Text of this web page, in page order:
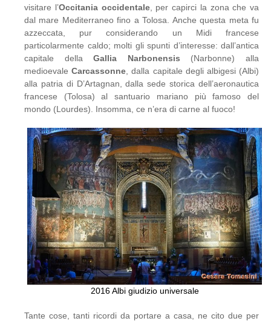
visitare l’Occitania occidentale, per capirci la zona che va
dal mare Mediterraneo fino a Tolosa. Anche questa meta fu
azzeccata, pur considerando un Midi francese
particolarmente caldo; molti gli spunti d’interesse: dall’antica
capitale dellaGallia Narbonensis (Narbonne) alla
medioevaleCarcassonne , dalla capitale degli albigesi (Albi)
alla patria di D’Artagnan, dalla sede storica dell’aeronautica
francese (Tolosa) al santuario mariano più famoso del
mondo (Lourdes). Insomma, ce n’era di carne al fuoco!
2016 Albi giudizio universale
Tante cose, tanti ricordi da portare a casa, ne cito due per